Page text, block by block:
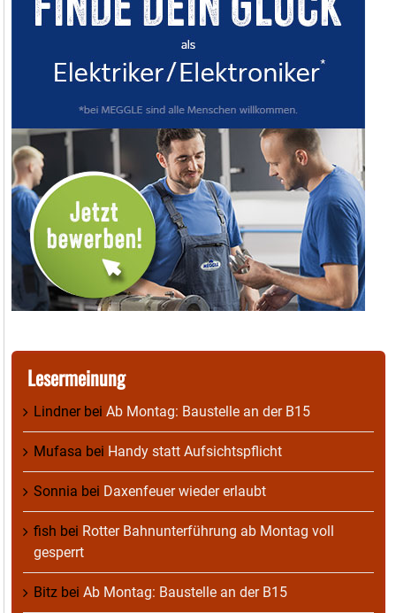
Lesermeinung
Lindnerbei Ab Montag: Baustelle an der B15
Mufasa bei Handy statt Aufsichtspflicht
Sonnia bei Daxenfeuer wieder erlaubt
fish bei Rotter Bahnunterführung ab Montag voll
gesperrt
Bitz bei Ab Montag: Baustelle an der B15